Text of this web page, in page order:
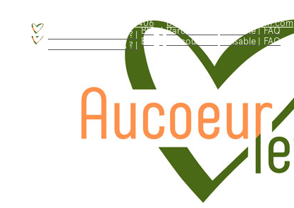
WhatsApp: +84.909.426.406 bonjour@aucoeurvietnam.com
Qui sommes - nous ? | Blog | Parcours responsable | FAQ
Qui sommes - nous ? | Blog | Parcours responsable | FAQ